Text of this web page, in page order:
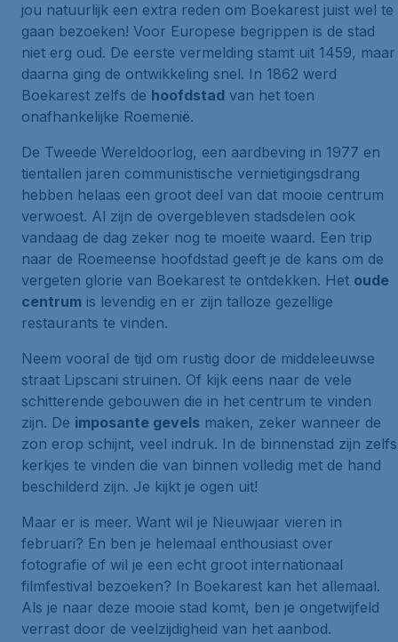
jou natuurlijk een extra reden om Boekarest juist wel te
gaan bezoeken! Voor Europese begrippen is de stad
niet erg oud. De eerste vermelding stamt uit 1459, maar
daarna ging de ontwikkeling snel. In 1862 werd
Boekarest zelfs de hoofdstad van het toen
onafhankelijke Roemenië.
De Tweede Wereldoorlog, een aardbeving in 1977 en
tientallen jaren communistische vernietigingsdrang
hebben helaas een groot deel van dat mooie centrum
verwoest. Al zijn de overgebleven stadsdelen ook
vandaag de dag zeker nog te moeite waard. Een trip
naar de Roemeense hoofdstad geeft je de kans om de
vergeten glorie van Boekarest te ontdekken. Het oude
centrum is levendig en er zijn talloze gezellige
restaurants te vinden.
Neem vooral de tijd om rustig door de middeleeuwse
straat Lipscani struinen. Of kijk eens naar de vele
schitterende gebouwen die in het centrum te vinden
zijn. De imposante gevels maken, zeker wanneer de
zon erop schijnt, veel indruk. In de binnenstad zijn zelfs
kerkjes te vinden die van binnen volledig met de hand
beschilderd zijn. Je kijkt je ogen uit!
Maar er is meer. Want wil je Nieuwjaar vieren in
februari? En ben je helemaal enthousiast over
fotografie of wil je een echt groot internationaal
filmfestival bezoeken? In Boekarest kan het allemaal.
Als je naar deze mooie stad komt, ben je ongetwijfeld
verrast door de veelzijdigheid van het aanbod.